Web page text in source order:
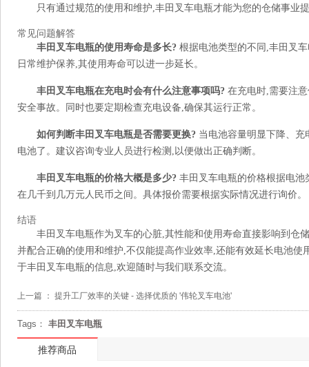
只有通过规范的使用和维护,丰田叉车电瓶才能为您的仓储事业
常见问题解答
丰田叉车电瓶的使用寿命是多长? 根据电池类型的不同,丰田叉
日常维护保养,其使用寿命可以进一步延长。
丰田叉车电瓶在充电时会有什么注意事项吗? 在充电时,需要注
安全事故。同时也要定期检查充电设备,确保其运行正常。
如何判断丰田叉车电瓶是否需要更换? 当电池容量明显下降、
电池了。建议咨询专业人员进行检测,以便做出正确判断。
丰田叉车电瓶的价格大概是多少? 丰田叉车电瓶的价格根据电
在几千到几万元人民币之间。具体报价需要根据实际情况进行询价。
结语
丰田叉车电瓶作为叉车的心脏,其性能和使用寿命直接影响到仓
并配合正确的使用和维护,不仅能提高作业效率,还能有效延长电池
于丰田叉车电瓶的信息,欢迎随时与我们联系交流。
上一篇 ： 提升工厂效率的关键 - 选择优质的 '伟轮叉车电池'
Tags： 丰田叉车电瓶
推荐商品